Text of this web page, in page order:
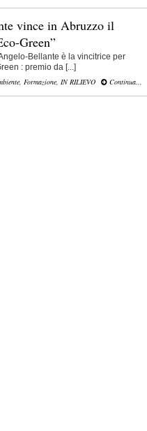
vince in Abruzzo il
Green”
Bellante è la vincitrice per
: premio da [...]
, Formazione, IN RILIEVO Continua...